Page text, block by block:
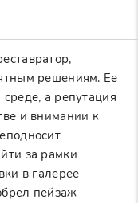
решениям. Ее
а репутация
и внимании к
за рамки
в галерее
пейзаж